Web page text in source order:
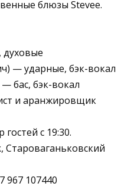
блюзы Stevee.
— ударные, бэк-вокал
бас, бэк-вокал
и аранжировщик
с 19:30.
Староваганьковский
967 107440